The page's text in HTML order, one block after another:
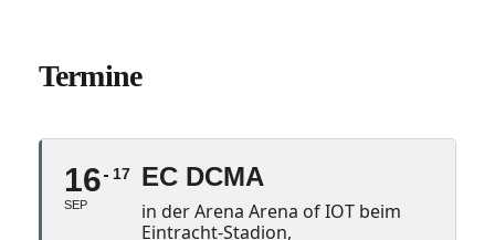
Termine
16
SEP
17 EC DCMA
in der Arena Arena of IOT beim
Eintracht-Stadion,